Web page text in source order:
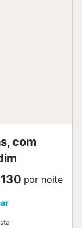
com
por noite